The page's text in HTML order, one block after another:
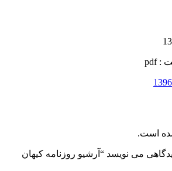
است.
می نویسد “آرشیو روزنامه کیهان